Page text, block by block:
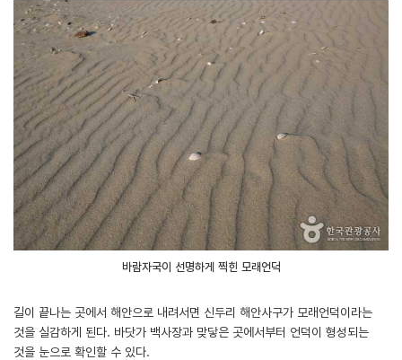
바람자국이 선명하게 찍힌 모래언덕
길이 끝나는 곳에서 해안으로 내려서면 신두리 해안사구가 모래언덕이라는
것을 실감하게 된다. 바닷가 백사장과 맞닿은 곳에서부터 언덕이 형성되는
것을 눈으로 확인할 수 있다.